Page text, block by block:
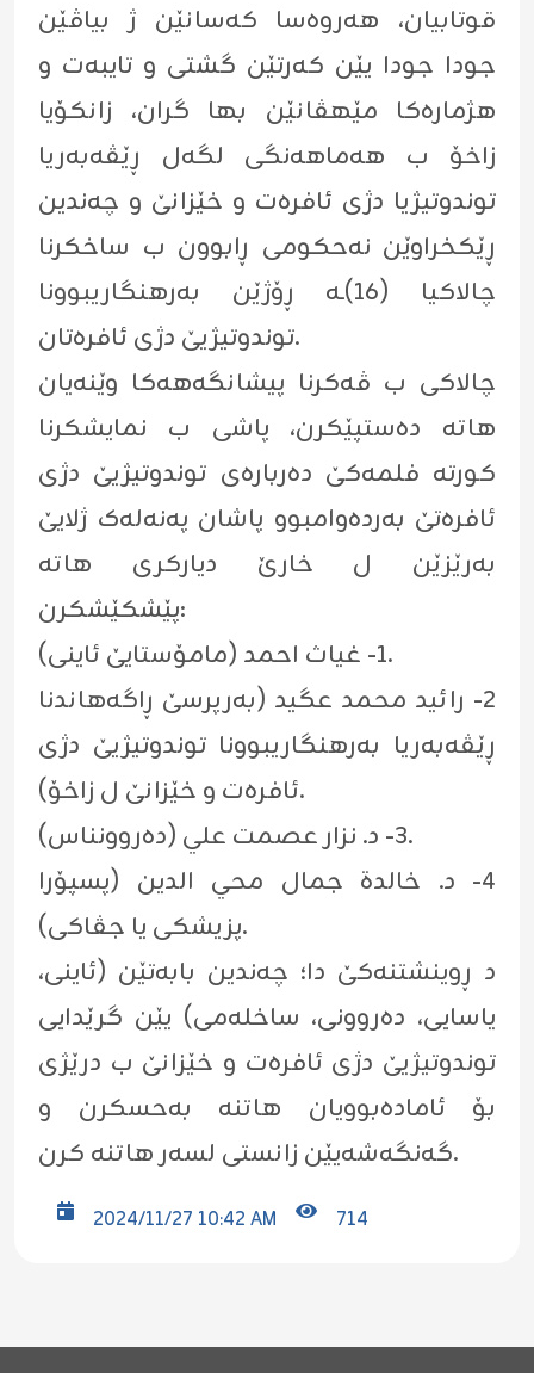
قوتابیان، هەروەسا کەسانێن ژ بیاڤێن
جودا جودا یێن کەرتێن گشتی و تایبەت و
هژمارەکا مێهڤانێن بها گران، زانکۆیا
زاخۆ ب هەماهەنگی لگەل ڕێڤەبەریا
توندوتیژیا دژی ئافرەت و خێزانێ و چەندین
ڕێکخراوێن نەحکومی ڕابوون ب ساخکرنا
چالاکیا (١٦)ـە ڕۆژێن بەرهنگاریبوونا
توندوتیژیێ دژی ئافرەتان.
چالاکی ب ڤەكرنا پيشانگەهەکا وێنەیان
هاتە دەستپێکرن، پاشى ب نمايشكرنا
كورته فلمەکێ دەربارەى توندوتیژیێ دژى
ئافرەتێ بەردەوامبوو پاشان پەنەلەک ژلایێ
بەرێزێن ل خارێ دیارکری هاتە
پێشکێشکرن:
١- غیاث احمد (مامۆستایێ ئاینی).
٢- رائید محمد عگید (بەرپرسێ ڕاگەهاندنا
ڕێڤەبەریا بەرهنگاریبوونا توندوتیژیێ دژی
ئافرەت و خێزانێ ل زاخۆ).
٣- د. نزار عصمت علي (دەروونناس).
٤- د. خالدة جمال محي الدين (پسپۆرا
پزیشکی یا جڤاکی).
د ڕوینشتنەکێ دا؛ چەندین بابەتێن (ئاینی،
یاسایی، دەروونی، ساخلەمی) یێن گرێدایی
توندوتیژیێ دژی ئافرەت و خێزانێ ب درێژی
بۆ ئامادەبوویان هاتنە بەحسکرن و
گەنگەشەیێن زانستی لسەر هاتنە کرن.
2024/11/27 10:42 AM 714